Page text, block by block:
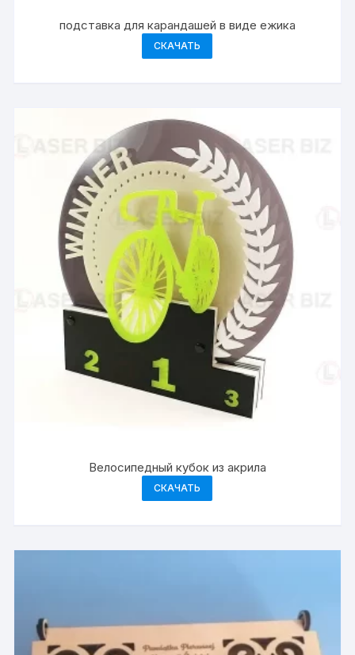
подставка для карандашей в виде ежика
СКАЧАТЬ
Велосипедный кубок из акрила
СКАЧАТЬ